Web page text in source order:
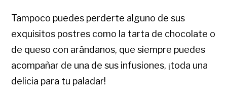
Tampoco puedes perderte alguno de sus
exquisitos postres como la tarta de chocolate o
de queso con arándanos, que siempre puedes
acompañar de una de sus infusiones, ¡toda una
delicia para tu paladar!